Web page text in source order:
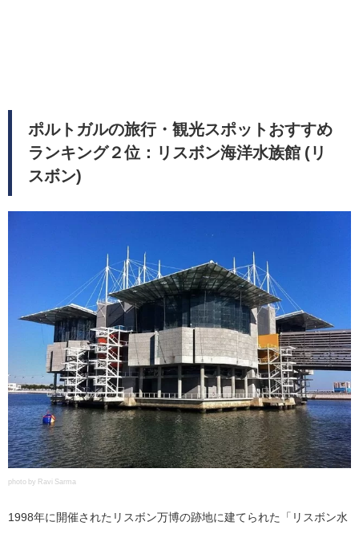
ポルトガルの旅行・観光スポットおすすめ
ランキング２位：リスボン海洋水族館 (リ
スボン)
photo by Ravi Sarma
1998年に開催されたリスボン万博の跡地に建てられた「リスボン水